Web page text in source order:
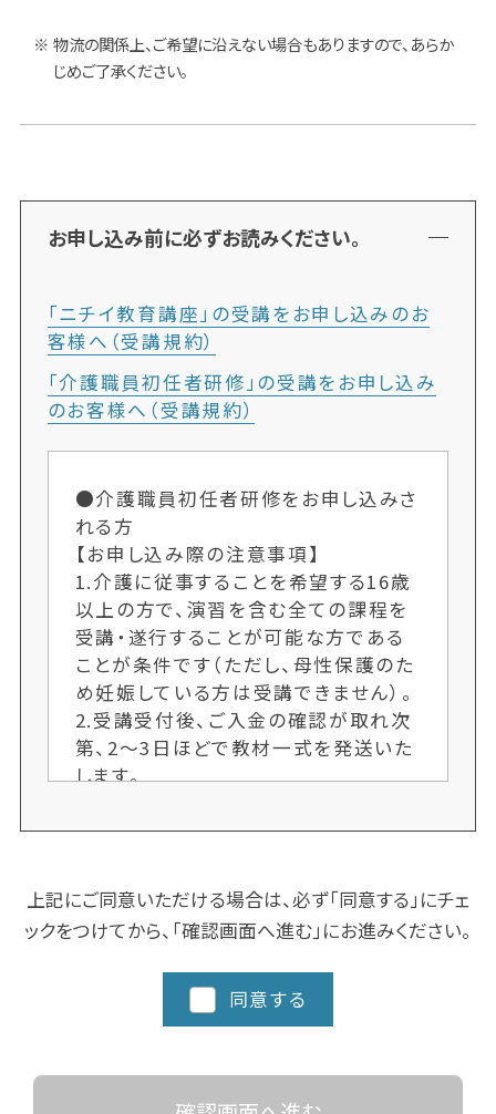
物流の関係上、ご希望に沿えない場合もありますので、あらか
じめご了承ください。
お申し込み前に必ずお読みください。
「ニチイ教育講座」の受講をお申し込みのお
客様へ（受講規約）
「介護職員初任者研修」の受講をお申し込み
のお客様へ（受講規約）
●介護職員初任者研修をお申し込みさ
れる方
【お申し込み際の注意事項】
1.介護に従事することを希望する16歳
以上の方で、演習を含む全ての課程を
受講・遂行することが可能な方である
ことが条件です（ただし、母性保護のた
め妊娠している方は受講できません）。
2.受講受付後、ご入金の確認が取れ次
第、2〜3日ほどで教材一式を発送いた
します。
数の場合、次回開講までお待ちいただ
はお早めにお願いします。又、人数によ
り開講しない場合もございます。ご了承
ください。
4.クラスにより日程や時間を変更する
場合がございますので、ご了承くださ
加カリキュラム、実習など時間数が異
なる場合がありますので、詳細な日程
上記にご同意いただける場合は、必ず「同意する」にチェ
ックをつけてから、「確認画面へ進む」にお進みください。
同意する